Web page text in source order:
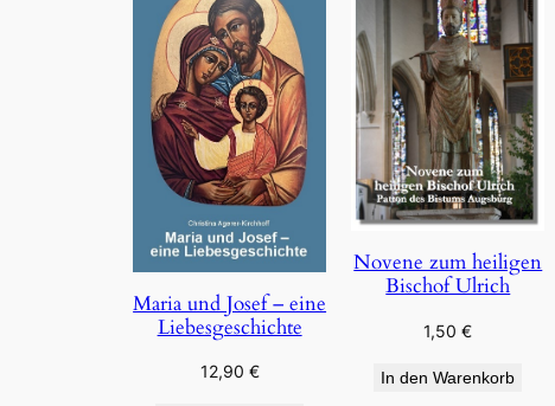
Maria und Josef – eine
Liebesgeschichte
12,90 €
Novene zum heiligen
Bischof Ulrich
1,50€
In den Warenkorb